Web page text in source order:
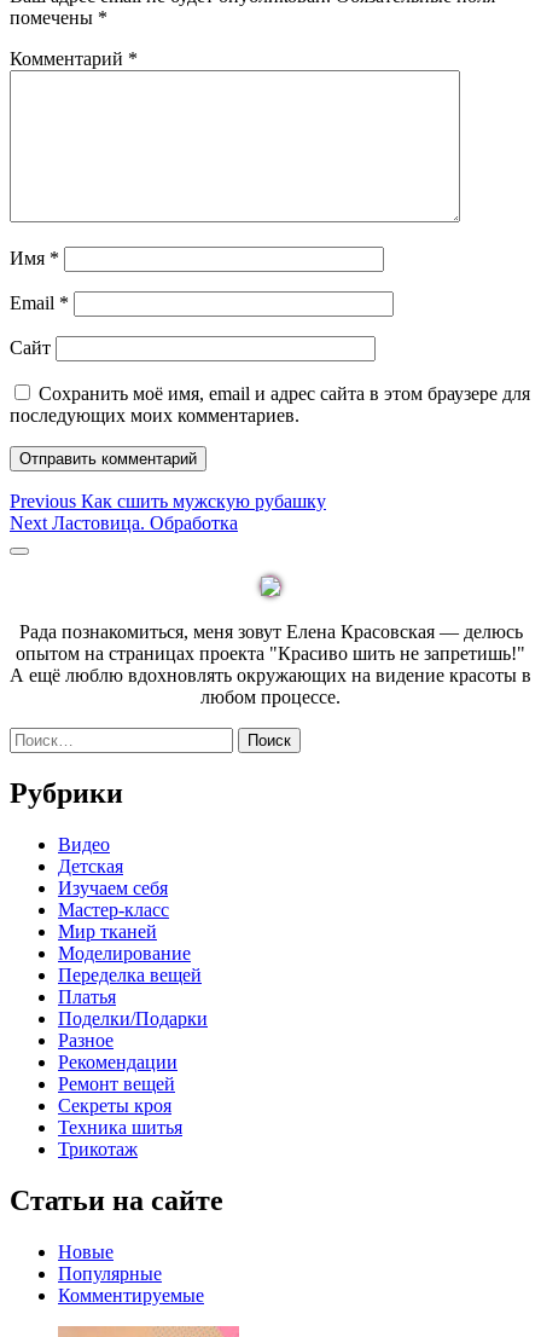
помечены *
Комментарий *
Имя *
Email *
Сайт
Сохранить моё имя, email и адрес сайта в этом браузере для
последующих моих комментариев.
Навигация
по
Previous Previous
post:
Как сшить мужскую рубашку
Next Next
Ластовица. Обработка
Sidebar
Рада познакомиться, меня зовут Елена Красовская — делюсь
опытом на страницах проекта "Красиво шить не запретишь!"
А ещё люблю вдохновлять окружающих на видение красоты в
любом процессе.
Найти:
Рубрики
Видео
Детская
Изучаем себя
Мастер-класс
Мир тканей
Моделирование
Переделка вещей
Платья
Поделки/Подарки
Разное
Рекомендации
Ремонт вещей
Секреты кроя
Техника шитья
Трикотаж
Статьи на сайте
Новые
Популярные
Комментируемые